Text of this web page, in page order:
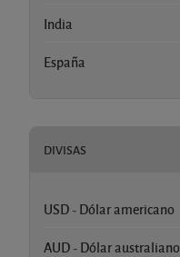
India
España
DIVISAS
USD - Dólar americano
AUD - Dólar australiano